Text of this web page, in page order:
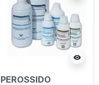
visibility
PEROSSIDO